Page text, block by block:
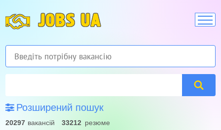
JOBS UA
Розширений пошук
20297 вакансій 33212 резюме